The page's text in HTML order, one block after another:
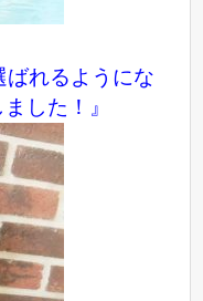
ばれるようにな
した！』